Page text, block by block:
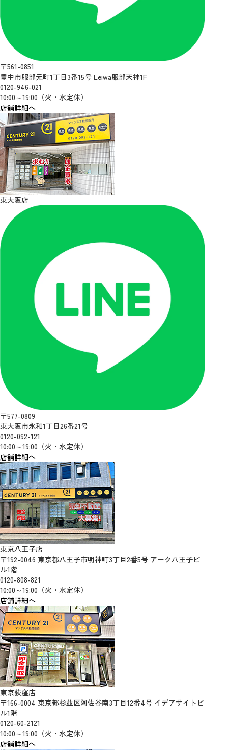
〒561-0851
豊中市服部元町1丁目3番15号 Leiwa服部天神1F
0120-946-021
10:00～19:00（火・水定休）
店舗詳細へ
東大阪店
〒577-0809
東大阪市永和1丁目26番21号
0120-092-121
10:00～19:00（火・水定休）
店舗詳細へ
東京八王子店
〒192-0046 東京都八王子市明神町3丁目2番5号 アーク八王子ビ
ル1階
0120-808-821
10:00～19:00（火・水定休）
店舗詳細へ
東京荻窪店
〒166-0004 東京都杉並区阿佐谷南3丁目12番4号 イデアサイトビ
ル1階
0120-60-2121
10:00～19:00（火・水定休）
店舗詳細へ